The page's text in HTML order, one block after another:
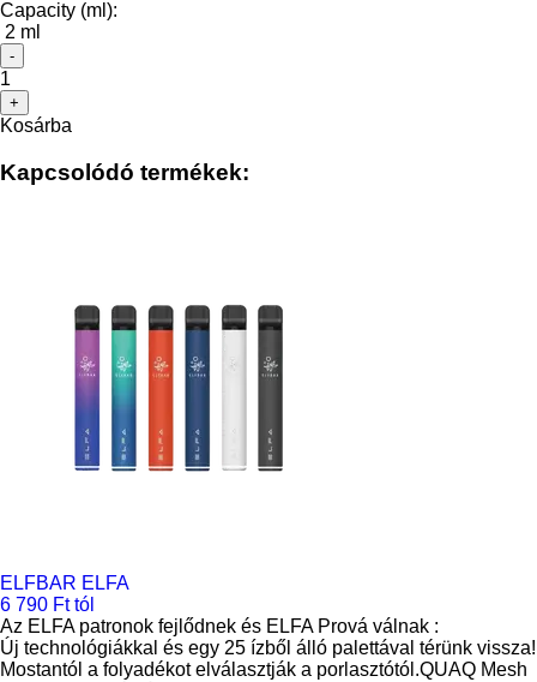
Capacity (ml):
2 ml
-
1
+
Kosárba
Kapcsolódó termékek:
ELFBAR ELFA
6 790 Ft tól
Az ELFA patronok fejlődnek és ELFA Prová válnak :
Új technológiákkal és egy 25 ízből álló palettával térünk vissza!
Mostantól a folyadékot elválasztják a porlasztótól.QUAQ Mesh